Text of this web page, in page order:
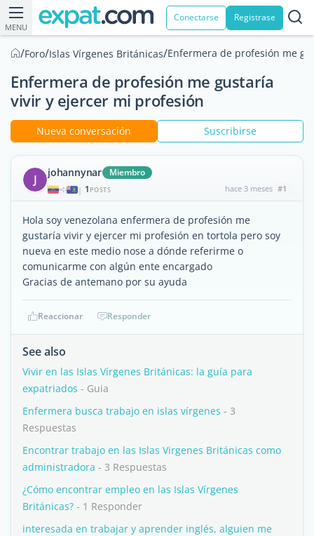
MENU
Conectarse Registrase
/Foro/Islas Vírgenes Británicas/Enfermera de profesión me
Enfermera de profesión me gustaría
vivir y ejercer mi profesión
Nueva conversación Suscribirse
J johannynar Miembro
| 1 POSTS hace 3 meses #1
Hola soy venezolana enfermera de profesión me
gustaría vivir y ejercer mi profesión en tortola pero soy
nueva en este medio nose a dónde referirme o
comunicarme con algún ente encargado
Gracias de antemano por su ayuda
Reaccionar Responder
See also
Vivir en las Islas Vírgenes Británicas: la guía para
expatriados - Guia
Enfermera busca trabajo en islas vírgenes - 3
Respuestas
Encontrar trabajo en las Islas Virgenes Británicas como
administradora - 3 Respuestas
¿Cómo encontrar empleo en las Islas Vírgenes
Británicas? - 1 Responder
interesada en trabajar y aprender inglés, alguien me